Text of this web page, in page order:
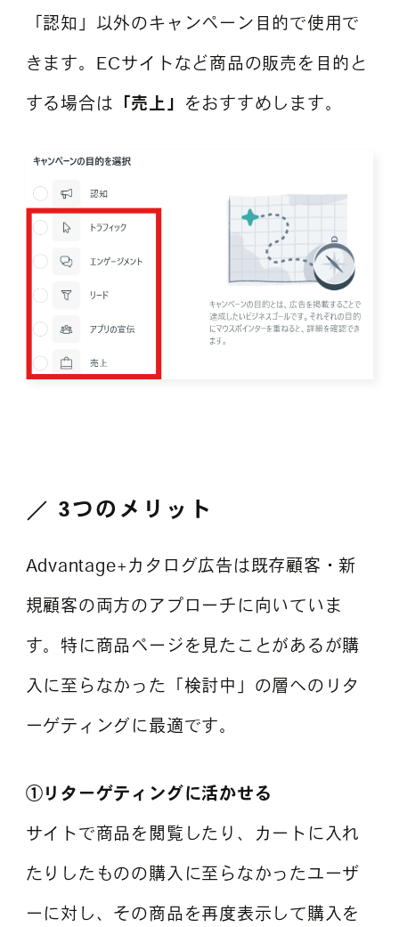
「認知」以外のキャンペーン目的で使用で
きます。ECサイトなど商品の販売を目的と
する場合は 「売上」 をおすすめします。
3つの メリット
Advantage+カタログ広告は既存顧客・新
規顧客の両方のアプローチに向いていま
す。特に商品ページを見たことがあるが購
入に至らなかった「検討中」の層へのリタ
ーゲティングに最適です。
①リターゲティングに活かせる
サイトで商品を閲覧したり、カートに入れ
たりしたものの購入に至らなかったユーザ
ーに対し、その商品を再度表示して購入を